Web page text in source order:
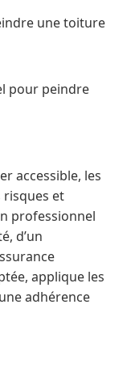
une toiture
pour peindre
accessible, les
et
professionnel
d’un
applique les
adhérence